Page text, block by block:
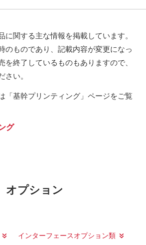
に関する主な情報を掲載しています。
のものであり、記載内容が変更になっ
を終了しているものもありますので、
さい。
「基幹プリンティング」ページをご覧
グ
オプション
インターフェースオプション類